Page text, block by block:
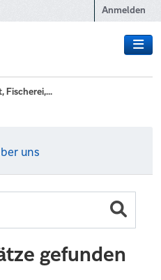
Anmelden
Fischerei,...
uns
gefunden